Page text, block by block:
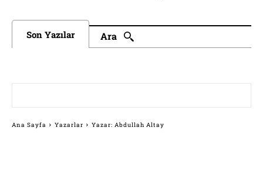
Son Yazılar Ara
Ana Sayfa Yazarlar Yazar: Abdullah Altay